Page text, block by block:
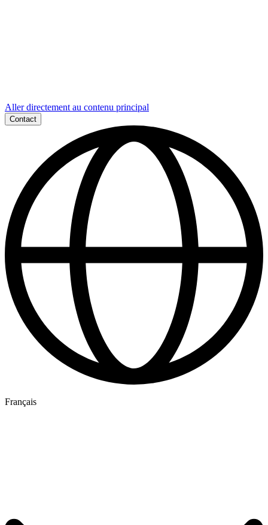
Aller directement au contenu principal
Contact
Français